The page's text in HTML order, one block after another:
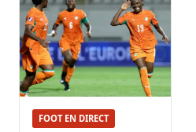
FOOT EN DIRECT